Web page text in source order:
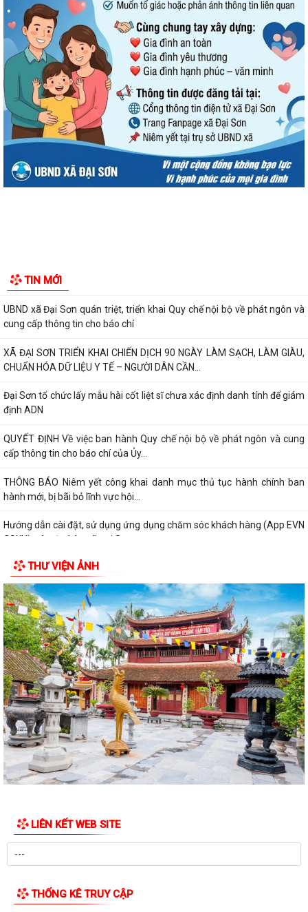
TIN MỚI
Tổ đại biểu HĐND thành phố số 14 tiếp xúc cử tri sau Kỳ họp thường lệ
giữa năm 2026
UBND xã Đại Sơn ban hành Quy chế xây dựng, quản lý và sử dụng
nghĩa trang nhân dân trên địa bàn xã
Công khai Quyết định Về việc ủy quyền cho Giám đốc Sở Y tế thực hiện
cấp, cấp lại giấy phép hoạt...
Xã Đại Sơn triển khai thực hiện Nghị quyết số 66.18/2026/NQ-CP của
Chính phủ về công tác phòng...
(đợt 1)
UBND xã Đại Sơn quán triệt, triển khai Quy chế nội bộ về phát ngôn và
cung cấp thông tin cho báo chí
XÃ ĐẠI SƠN TRIỂN KHAI CHIẾN DỊCH 90 NGÀY LÀM SẠCH, LÀM GIÀU,
CHUẨN HÓA DỮ LIỆU Y TẾ – NGƯỜI DÂN CẦN...
Đại Sơn tổ chức lấy mẫu hài cốt liệt sĩ chưa xác định danh tính để giám
định ADN
QUYẾT ĐỊNH Về việc ban hành Quy chế nội bộ về phát ngôn và cung
cấp thông tin cho báo chí của Ủy...
THÔNG BÁO Niêm yết công khai danh mục thủ tục hành chính ban
hành mới, bị bãi bỏ lĩnh vực hội...
Hướng dẫn cài đặt, sử dụng ứng dụng chăm sóc khách hàng (App EVN
CSKH) trên địa bàn xã Đại Sơn
Đại Sơn quyết liệt giải tỏa hành lang an toàn giao thông và chấm dứt
họp chợ tự phát tại thôn Kỳ Sơn
MTTQ xã Đại Sơn phối hợp đẩy mạnh tuyên truyền phong trào “Toàn
dân bảo vệ an ninh Tổ quốc” và các...
Tạo nguồn phát triển đảng viên – Nhiệm vụ trọng tâm của Đảng bộ xã
Đại Sơn
Đại Sơn tổ chức lễ tâm linh, động thổ phục vụ lấy mẫu hài cốt liệt sĩ
giám định ADN
UBND xã Đại Sơn triển khai Kế hoạch giám sát và xử lý dịch, ổ dịch, chủ
động bảo vệ sức khỏe Nhân...
UBND xã Đại Sơn triển khai kế hoạch bảo đảm an toàn thực phẩm,
Tăng cường công tác truyền thông phòng, chống bệnh dại năm 2026
THÔNG BÁO Về việc tuyển chọn thực tập sinh nữ đi thực tập kỹ thuật
Tăng cường phát hiện bệnh lao gắn với khám sức khỏe định kỳ cho
THƯ VIỆN ẢNH
LIÊN KẾT WEB SITE
THỐNG KÊ TRUY CẬP